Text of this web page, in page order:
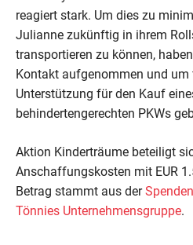
reagiert stark. Um dies zu
Julianne zukünftig in ihrem
transportieren zu können,
Kontakt aufgenommen und um
Unterstützung für den Kauf
behindertengerechten PKWs
Aktion Kinderträume beteiligt
Anschaffungskosten mit EUR
Betrag stammt aus der
Tönnies Unternehmensgruppe.